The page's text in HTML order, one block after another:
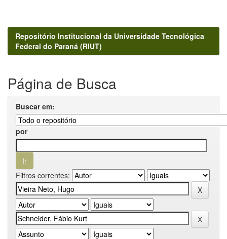
Repositório Institucional da Universidade Tecnológica
Federal do Paraná (RIUT)
Página de Busca
Buscar em:
por
Filtros correntes: